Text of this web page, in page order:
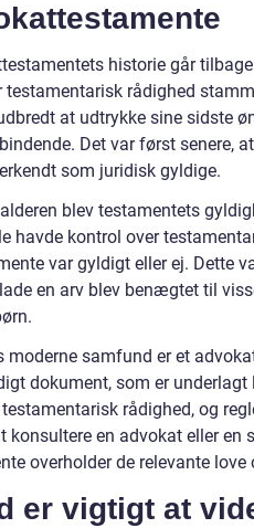
historie går
rådighed
at udtrykke sine sidste
Det var først senere,
som juridisk gyldige.
blev testamentets
havde kontrol over
var gyldigt eller ej. Dette
en arv blev benægtet til
moderne samfund er et
dokument, som er
rådighed, og
konsultere en advokat eller en
overholder de relevante love
er vigtigt at